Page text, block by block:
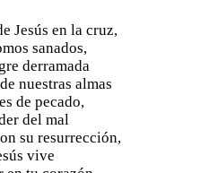
Jesús en la cruz,
sanados,
derramada
nuestras almas
de pecado,
del mal
su resurrección,
vive